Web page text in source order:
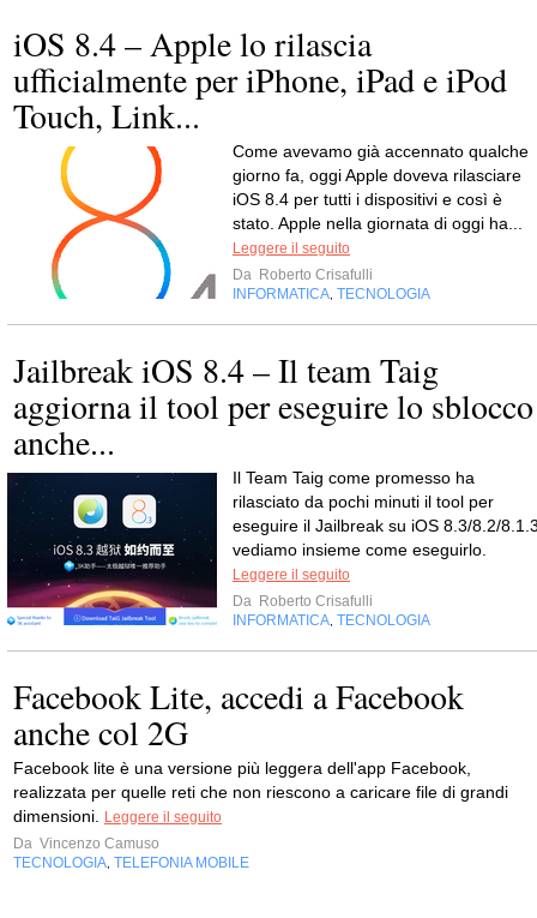
iOS 8.4 – Apple lo rilascia
ufficialmente per iPhone, iPad e iPod
Touch, Link...
Come avevamo già accennato qualche
giorno fa, oggi Apple doveva rilasciare
iOS 8.4 per tutti i dispositivi e così è
stato. Apple nella giornata di oggi ha...
Leggere il seguito
Da Roberto Crisafulli
INFORMATICA TECNOLOGIA
Jailbreak iOS 8.4 – Il team Taig
aggiorna il tool per eseguire lo sblocco
anche...
Il Team Taig come promesso ha
rilasciato da pochi minuti il tool per
eseguire il Jailbreak su iOS 8.3/8.2/
vediamo insieme come eseguirlo.
Leggere il seguito
Da Roberto Crisafulli
INFORMATICA TECNOLOGIA
Facebook Lite, accedi a Facebook
anche col 2G
Facebook lite è una versione più leggera dell'app Facebook,
realizzata per quelle reti che non riescono a caricare file di grandi
dimensioni.
Leggere il seguito
Da Vincenzo Camuso
TECNOLOGIA TELEFONIA MOBILE